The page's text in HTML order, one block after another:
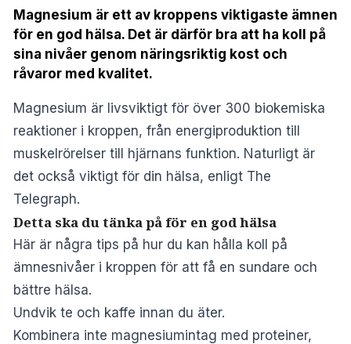
Magnesium är ett av kroppens viktigaste ämnen
för en god hälsa. Det är därför bra att ha koll på
sina nivåer genom näringsriktig kost och
råvaror med kvalitet.
Magnesium är livsviktigt för över 300 biokemiska
reaktioner i kroppen, från energiproduktion till
muskelrörelser till hjärnans funktion. Naturligt är
det också viktigt för din hälsa, enligt The
Telegraph.
Detta ska du tänka på för en god hälsa
Här är några tips på hur du kan hålla koll på
ämnesnivåer i kroppen för att få en sundare och
bättre hälsa.
Undvik te och kaffe innan du äter.
Kombinera inte magnesiumintag med proteiner,